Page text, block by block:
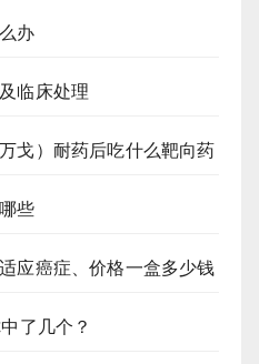
办
临床处理
戈）耐药后吃什么靶向药
些
应癌症、价格一盒多少钱
了几个？